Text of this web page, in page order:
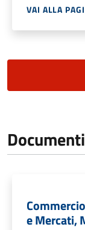
VAI ALLA
e Mercati,